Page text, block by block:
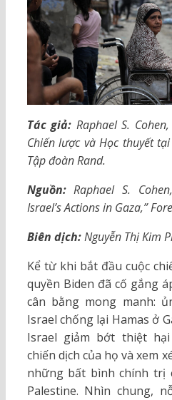
Tác giả: Raphael S.
Chiến lược và Học thuyết
Tập đoàn Rand.
Nguồn:Raphael S.
Israel’s Actions in Gaza,”
Biên dịch:Nguyễn Thị Kim
Kể từ khi bắt đầu cuộc
quyền Biden đã cố gắng
cân bằng mong manh:
Israel chống lại Hamas ở
Israel giảm bớt thiệt
chiến dịch của họ và xem
những bất bình chính trị
Palestine. Nhìn chung,